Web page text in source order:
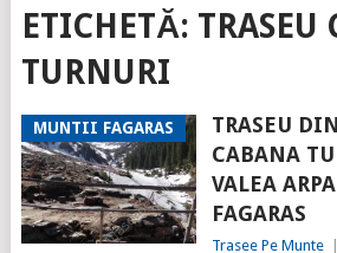
ETICHETĂ: TRASEU
TURNURI
MUNTII FAGARAS
TRASEU
CABANA
VALEA
FAGARAS
Trasee Pe Munte